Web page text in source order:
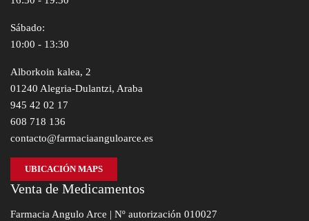
Sábado:
10:00 - 13:30
Alborkoin kalea, 2
01240 Alegria-Dulantzi, Araba
945 42 02 17
608 718 136
contacto@farmaciaanguloarce.es
UBICACIÓN MAPS
Venta de Medicamentos
Farmacia Angulo Arce | Nº autorización 010027